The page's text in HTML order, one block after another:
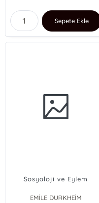
Sepete Ekle
Sosyoloji ve Eylem
EMİLE DURKHEİM